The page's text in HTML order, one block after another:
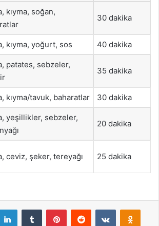
kıyma, soğan,
30 dakika
kıyma, yoğurt, sos 40 dakika
patates, sebzeler,
35 dakika
kıyma/tavuk, baharatlar 30 dakika
yeşillikler, sebzeler,
20 dakika
ceviz, şeker, tereyağı 25 dakika
LinkedInTumblr PinterestReddit VKontakte